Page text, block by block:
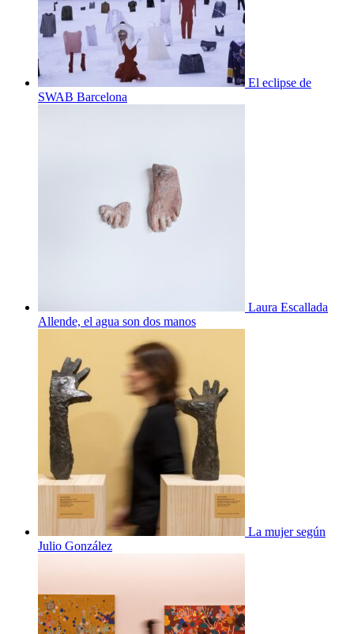
El eclipse de
SWAB Barcelona
Laura Escallada
Allende, el agua son dos manos
La mujer según
Julio González